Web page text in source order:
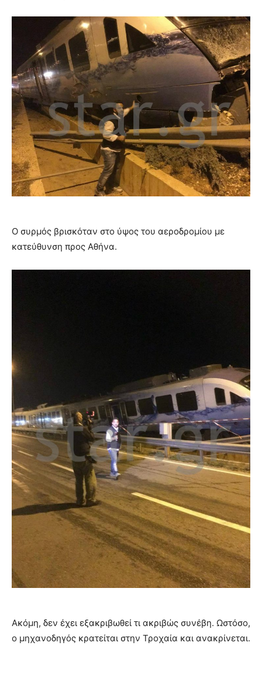
Ο συρμός βρισκόταν στο ύψος του αεροδρομίου με
κατεύθυνση προς Αθήνα.
Ακόμη, δεν έχει εξακριβωθεί τι ακριβώς συνέβη. Ωστόσο,
ο μηχανοδηγός κρατείται στην Τροχαία και ανακρίνεται.